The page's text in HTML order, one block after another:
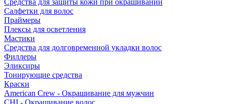
Средства для защиты кожи при окрашивании
Салфетки для волос
Праймеры
Плексы для осветления
Мастики
Средства для долговременной укладки волос
Филлеры
Эликсиры
Тонирующие средства
Краски
American Crew - Окрашивание для мужчин
CHI - Окрашивание волос